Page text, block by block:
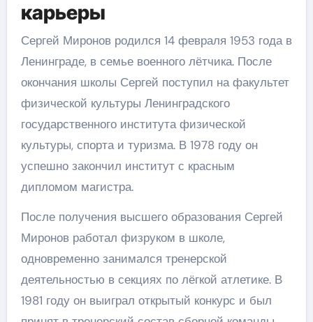
карьеры
Сергей Миронов родился 14 февраля 1953 года в
Ленинграде, в семье военного лётчика. После
окончания школы Сергей поступил на факультет
физической культуры Ленинградского
государственного института физической
культуры, спорта и туризма. В 1978 году он
успешно закончил институт с красным
дипломом магистра.
После получения высшего образования Сергей
Миронов работал физруком в школе,
одновременно занимался тренерской
деятельностью в секциях по лёгкой атлетике. В
1981 году он выиграл открытый конкурс и был